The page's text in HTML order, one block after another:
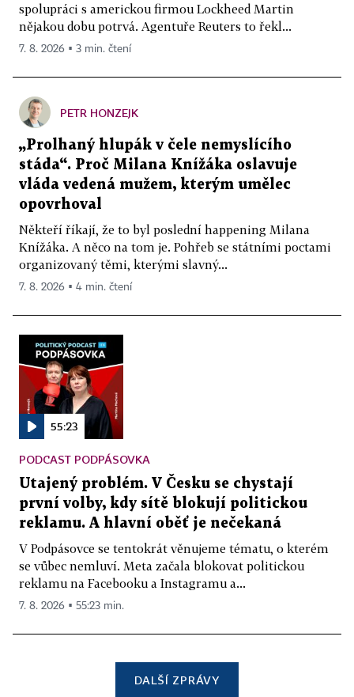
spolupráci s americkou firmou Lockheed Martin
nějakou dobu potrvá. Agentuře Reuters to řekl...
7. 8. 2026 ▪ 3 min. čtení
PETR HONZEJK
„Prolhaný hlupák v čele nemyslícího
stáda“. Proč Milana Knížáka oslavuje
vláda vedená mužem, kterým umělec
opovrhoval
Někteří říkají, že to byl poslední happening Milana
Knížáka. A něco na tom je. Pohřeb se státními poctami
organizovaný těmi, kterými slavný...
7. 8. 2026 ▪ 4 min. čtení
55:23
PODCAST PODPÁSOVKA
Utajený problém. V Česku se chystají
první volby, kdy sítě blokují politickou
reklamu. A hlavní oběť je nečekaná
V Podpásovce se tentokrát věnujeme tématu, o kterém
se vůbec nemluví. Meta začala blokovat politickou
reklamu na Facebooku a Instagramu a...
7. 8. 2026 ▪ 55:23 min.
DALŠÍ ZPRÁVY